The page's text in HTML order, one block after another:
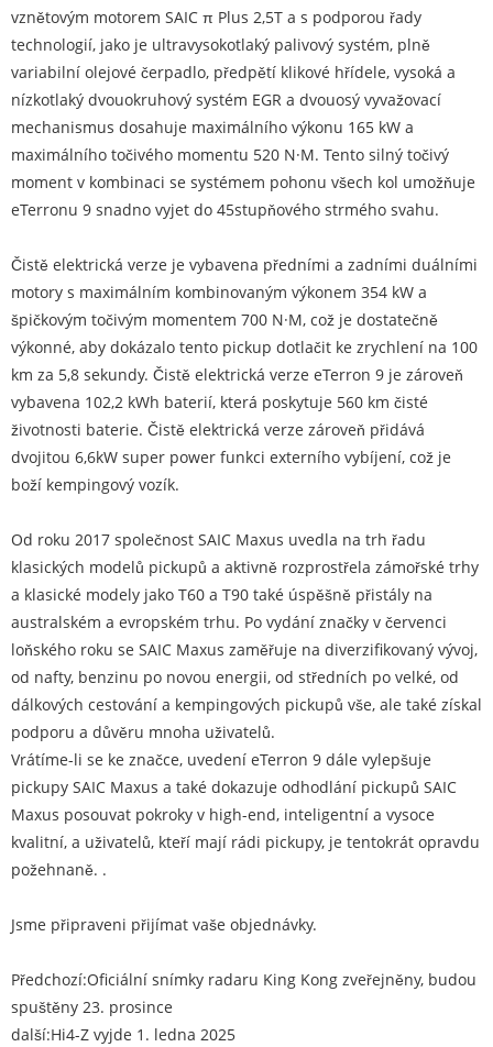
vznětovým motorem SAIC π Plus 2,5T a s podporou řady
technologií, jako je ultravysokotlaký palivový systém, plně
variabilní olejové čerpadlo, předpětí klikové hřídele, vysoká a
nízkotlaký dvouokruhový systém EGR a dvouosý vyvažovací
mechanismus dosahuje maximálního výkonu 165 kW a
maximálního točivého momentu 520 N·M. Tento silný točivý
moment v kombinaci se systémem pohonu všech kol umožňuje
eTerronu 9 snadno vyjet do 45stupňového strmého svahu.
Čistě elektrická verze je vybavena předními a zadními duálními
motory s maximálním kombinovaným výkonem 354 kW a
špičkovým točivým momentem 700 N·M, což je dostatečně
výkonné, aby dokázalo tento pickup dotlačit ke zrychlení na 100
km za 5,8 sekundy. Čistě elektrická verze eTerron 9 je zároveň
vybavena 102,2 kWh baterií, která poskytuje 560 km čisté
životnosti baterie. Čistě elektrická verze zároveň přidává
dvojitou 6,6kW super power funkci externího vybíjení, což je
boží kempingový vozík.
Od roku 2017 společnost SAIC Maxus uvedla na trh řadu
klasických modelů pickupů a aktivně rozprostřela zámořské trhy
a klasické modely jako T60 a T90 také úspěšně přistály na
australském a evropském trhu. Po vydání značky v červenci
loňského roku se SAIC Maxus zaměřuje na diverzifikovaný vývoj,
od nafty, benzinu po novou energii, od středních po velké, od
dálkových cestování a kempingových pickupů vše, ale také získal
podporu a důvěru mnoha uživatelů.
Vrátíme-li se ke značce, uvedení eTerron 9 dále vylepšuje
pickupy SAIC Maxus a také dokazuje odhodlání pickupů SAIC
Maxus posouvat pokroky v high-end, inteligentní a vysoce
kvalitní, a uživatelů, kteří mají rádi pickupy, je tentokrát opravdu
požehnaně. .
Jsme připraveni přijímat vaše objednávky.
Předchozí:Oficiální snímky radaru King Kong zveřejněny, budou
spuštěny 23. prosince
další:Hi4-Z vyjde 1. ledna 2025